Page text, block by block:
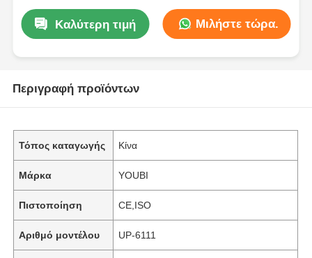
Καλύτερη τιμή Μιλήστε τώρα.
Περιγραφή προϊόντων
Τόπος καταγωγής Κίνα
Μάρκα YOUBI
Πιστοποίηση CE,ISO
Αριθμό μοντέλου UP-6111